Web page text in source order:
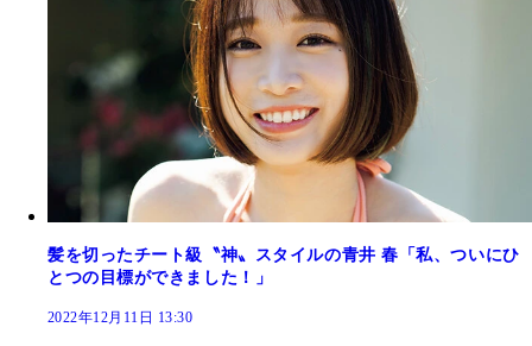
髪を切ったチート級〝神〟スタイルの青井 春「私、ついにひ
とつの目標ができました！」
2022年12月11日 13:30